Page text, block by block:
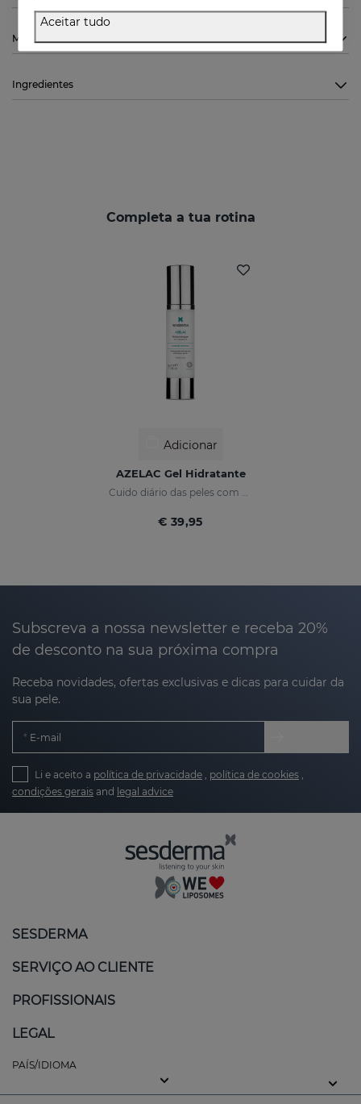
Modo de utilização
Ingredientes
Completa a tua rotina
Adicionar
AZELAC Gel Hidratante
€ 39,95
Subscreva a nossa newsletter e receba 20%
de desconto na sua próxima compra
Receba novidades, ofertas exclusivas e dicas para cuidar da
sua pele.
E-mail
Li e aceito a política de privacidade política de cookies
condições gerais and legal advice
SESDERMA
SERVIÇO AO CLIENTE
PROFISSIONAIS
LEGAL
PAÍS/IDIOMA
Aceitar tudo